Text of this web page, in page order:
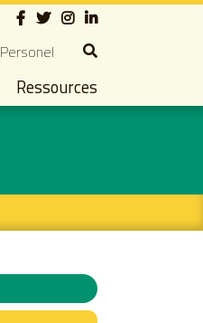
Social
Personel
Ressources